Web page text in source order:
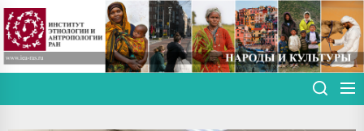
Skip
to
the
content